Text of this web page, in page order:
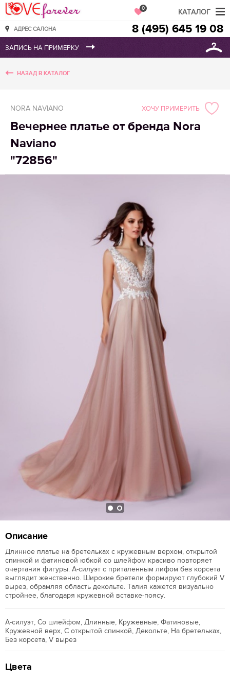
Love Forever
АДРЕС САЛОНА
0
8 (495) 645 19 08
НАЗАД В КАТАЛОГ
NORA NAVIANO
Вечернее платье от бренда Nora
Naviano
"72856"
ХОЧУ ПРИМЕРИТЬ
Описание
Длинное платье на бретельках с кружевным верхом, открытой
спинкой и фатиновой юбкой со шлейфом красиво повторяет
очертания фигуры. А-силуэт с приталенным лифом без корсета
выглядит женственно. Широкие бретели формируют глубокий V
вырез, обрамляя область декольте. Талия кажется визуально
стройнее, благодаря кружевной вставке-поясу.
А-силуэт, Со шлейфом, Длинные, Кружевные, Фатиновые,
Кружевной верх, С открытой спинкой, Декольте, На бретельках,
Без корсета, V вырез
Цвета
КАТАЛОГ